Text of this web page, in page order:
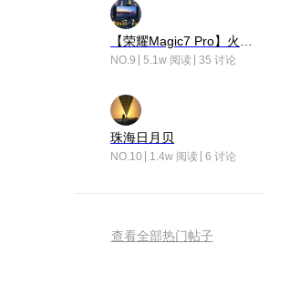
NO.9 5.1w 阅读 35 讨论
珠海日月贝
NO.10 1.4w 阅读 6 讨论
查看全部热门帖子